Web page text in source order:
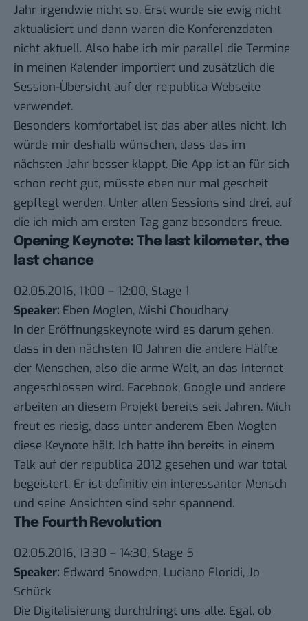
Jahr irgendwie nicht so. Erst wurde sie ewig nicht
aktualisiert und dann waren die Konferenzdaten
nicht aktuell. Also habe ich mir parallel die Termine
in meinen Kalender importiert und zusätzlich die
Session-Übersicht auf der re:publica Webseite
verwendet.
Besonders komfortabel ist das aber alles nicht. Ich
würde mir deshalb wünschen, dass das im
nächsten Jahr besser klappt. Die App ist an für sich
schon recht gut, müsste eben nur mal gescheit
gepflegt werden. Unter allen Sessions sind drei, auf
die ich mich am ersten Tag ganz besonders freue.
Opening Keynote: The last kilometer, the
last chance
02.05.2016, 11:00 – 12:00, Stage 1
Speaker: Eben Moglen, Mishi Choudhary
In der Eröffnungskeynote wird es darum gehen,
dass in den nächsten 10 Jahren die andere Hälfte
der Menschen, also die arme Welt, an das Internet
angeschlossen wird. Facebook, Google und andere
arbeiten an diesem Projekt bereits seit Jahren. Mich
freut es riesig, dass unter anderem Eben Moglen
diese Keynote hält. Ich hatte ihn bereits in einem
Talk auf der re:publica 2012 gesehen und war total
begeistert. Er ist definitiv ein interessanter Mensch
und seine Ansichten sind sehr spannend.
The Fourth Revolution
02.05.2016, 13:30 – 14:30, Stage 5
Speaker: Edward Snowden, Luciano Floridi, Jo
Schück
Die Digitalisierung durchdringt uns alle. Egal, ob